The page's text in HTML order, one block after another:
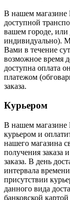
В нашем магазине
доступной
вашем городе, или
индивидуально).
Вами в течение
возможное время
доступна оплата
платежом
заказа.
Курьером
В нашем магазине
курьером и
нашего магазина
получения заказа
заказа. В день
интервала
присутствии
данного вида
банковской